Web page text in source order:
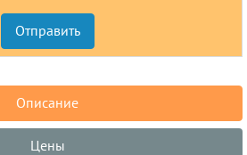
Описание
Цены